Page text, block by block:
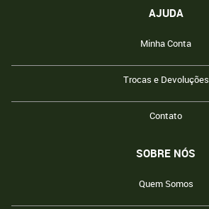
AJUDA
Minha Conta
Trocas e Devoluções
Contato
SOBRE NÓS
Quem Somos